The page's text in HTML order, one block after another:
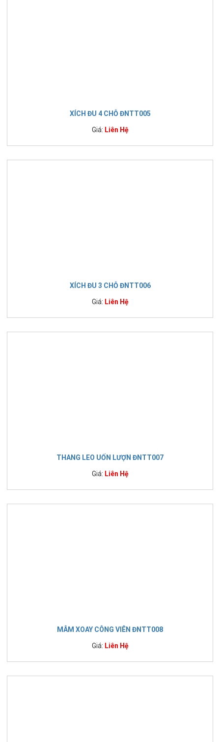
XÍCH ĐU 4 CHỖ ĐNTT005
Giá: Liên Hệ
XÍCH ĐU 3 CHỖ ĐNTT006
Giá: Liên Hệ
THANG LEO UỐN LƯỢN ĐNTT007
Giá: Liên Hệ
MÂM XOAY CÔNG VIÊN ĐNTT008
Giá: Liên Hệ